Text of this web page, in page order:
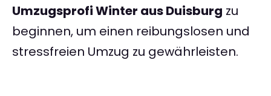
Umzugsprofi Winter aus Duisburg zu
beginnen, um einen reibungslosen und
stressfreien Umzug zu gewährleisten.